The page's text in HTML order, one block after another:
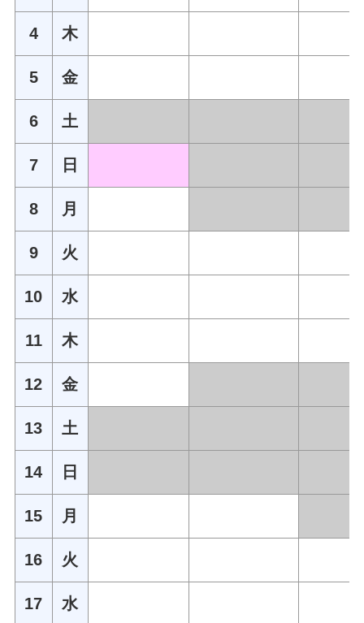
4 木
5 金
6 土
7 日
8 月
9 火
10 水
11 木
12 金
13 土
14 日
15 月
16 火
17 水